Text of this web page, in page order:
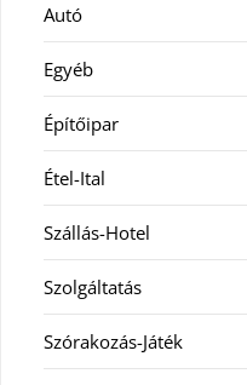
Autó
Egyéb
Építőipar
Étel-Ital
Szállás-Hotel
Szolgáltatás
Szórakozás-Játék